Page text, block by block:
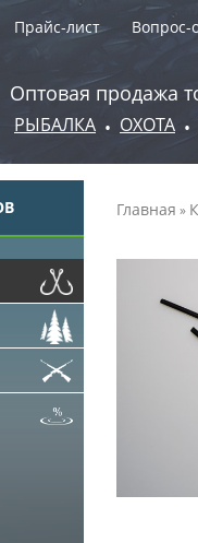
Прайс-лист Вопрос-
Оптовая продажа
РЫБАЛКА • ОХОТА •
Главная »